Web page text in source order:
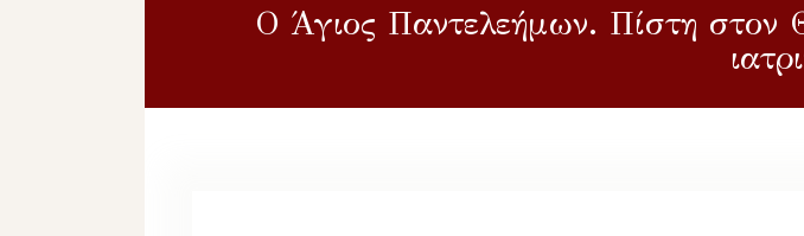
Ο Άγιος Παντελεήμων. Πίστη στον